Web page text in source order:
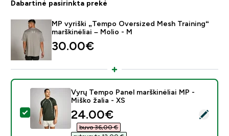
Dabartinė pasirinkta prekė
MP vyriški „Tempo Oversized Mesh Training“
marškinėliai – Molio - M
30.00€‎
Pasirinkti šį produktą - Vyrų Tempo Panel marškinėliai
Vyrų Tempo Panel marškinėliai MP -
Miško žalia - XS
discounted price
24.00€‎
buvo 36,00 €‎